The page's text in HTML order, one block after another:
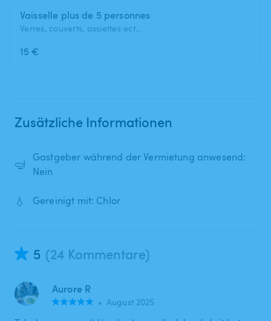
Vaisselle plus de 5 personnes
Verres, couverts, assiettes ect...
15 €
Zusätzliche Informationen
🤿
Gastgeber während der Vermietung anwesend:
Nein
💧 Gereinigt mit: Chlor
5 (24 Kommentare)
Aurore R
• August 2025